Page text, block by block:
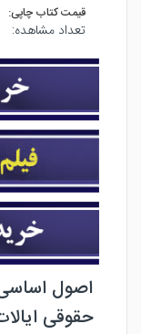
قیمت کتاب چاپی:
تعداد مشاهده:
اصول
حقوقی